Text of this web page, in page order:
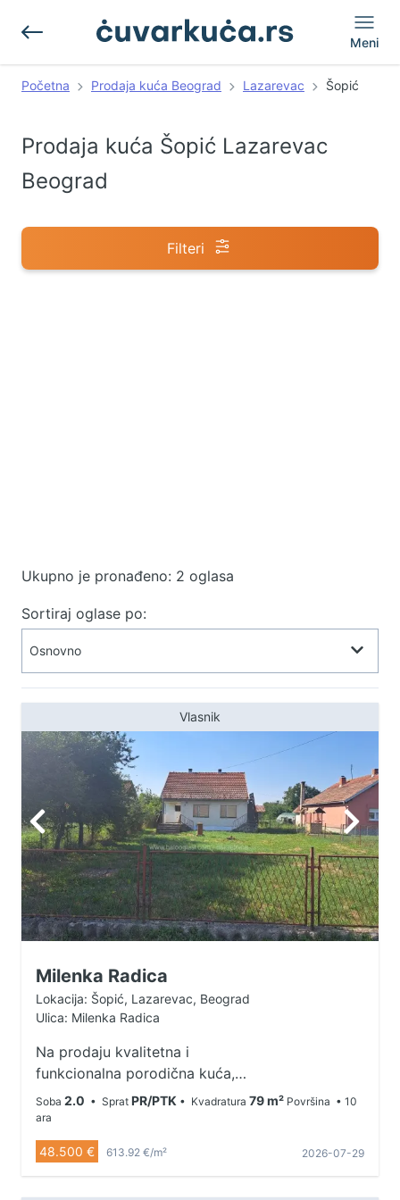
Meni
Početna Prodaja kuća Beograd Lazarevac Šopić
Prodaja kuća Šopić Lazarevac
Beograd
Filteri
Ukupno je pronađeno: 2 oglasa
Sortiraj oglase po:
Vlasnik
Milenka Radica
Lokacija: Šopić, Lazarevac, Beograd
Ulica: Milenka Radica
Na prodaju kvalitetna i
funkcionalna porodična kuća,
idealna za miran porodični život ili
kao investicija. Kuća se nalazi na
atraktivnoj lokaciji , u mirnom
okruženju, sa odličnom
povezanošću i svom nephodnom
Soba 2.0 • Sprat PR/PTK • Kvadratura 79 m² Površina • 10
ara
48.500 € 613.92 €/m² 2026-07-29